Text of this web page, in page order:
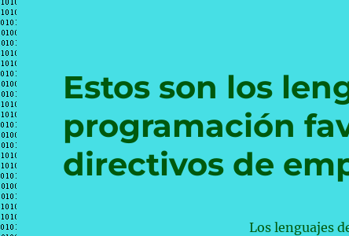
Estos son los
programación
directivos de
Los lenguajes